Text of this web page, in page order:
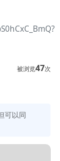
被浏览47次
可以同